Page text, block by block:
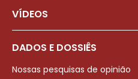
VÍDEOS
DADOS E DOSSIÊS
Nossas pesquisas de opinião